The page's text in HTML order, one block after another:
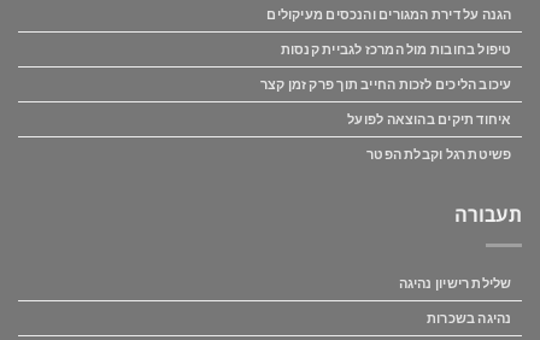
הגנה על דירת המגורים והנכסים מעיקולים
טיפול בחובות מול המרכז לגביית קנסות
עיכוב הליכים לזכות החייב תוך פרק זמן קצר
איחוד תיקים בהוצאה לפועל
פשיטת רגל וקבלת הפטר
תעבורה
שלילת רישיון נהיגה
נהיגה בשכרות